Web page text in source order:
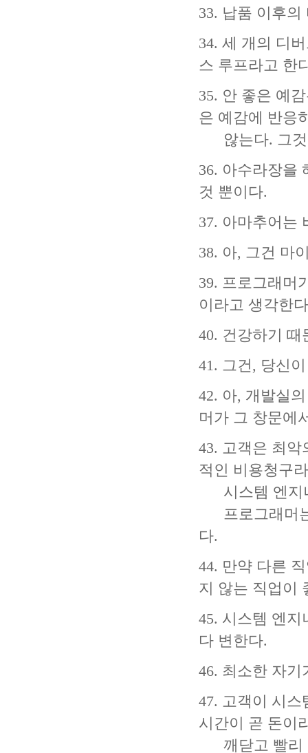
33. 납품 이후
34. 세 개의 디
스 루프라고 한
35. 안 좋은 예
은 예감에 반응
않는다. 그것
36. 아수라장을
것 뿐이다.
37. 아마추어는
38. 아, 그건 마
39. 프로그래머
이라고 생각한
40. 건강하기 때
41. 그건, 당신
42. 아, 개발실
머가 그 창문에서
43. 고객은 최
적인 비용청구
시스템 엔지
프로그래머는
다.
44. 만약 다른
지 않는 직업이
45. 시스템 엔
다 변한다.
46. 최소한 자
47. 고객이 시
시간이 곧 돈이
깨닫고 빨리